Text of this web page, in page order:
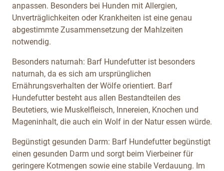
anpassen. Besonders bei Hunden mit Allergien,
Unverträglichkeiten oder Krankheiten ist eine genau
abgestimmte Zusammensetzung der Mahlzeiten
notwendig.
Besonders naturnah: Barf Hundefutter ist besonders
naturnah, da es sich am ursprünglichen
Ernährungsverhalten der Wölfe orientiert. Barf
Hundefutter besteht aus allen Bestandteilen des
Beutetiers, wie Muskelfleisch, Innereien, Knochen und
Mageninhalt, die auch ein Wolf in der Natur essen würde.
Begünstigt gesunden Darm: Barf Hundefutter begünstigt
einen gesunden Darm und sorgt beim Vierbeiner für
geringere Kotmengen sowie eine stabile Verdauung. Im